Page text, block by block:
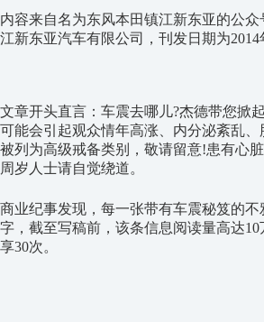
内容来自名为东风本田镇江新东亚的公
江新东亚汽车有限公司，刊发日期为2014
文章开头直言：车震去哪儿?杰德带您掀
可能会引起观众情年高涨、内分泌紊乱、
被列为高级戒备类别，敬请留意!患有心
周岁人士请自觉绕道。
商业纪事发现，每一张带有车震秘笈的
字，截至写稿前，该条信息阅读量高达10
享30次。